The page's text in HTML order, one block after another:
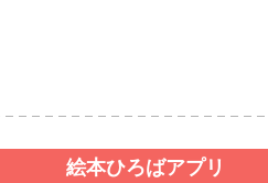
絵本ひろばアプリ